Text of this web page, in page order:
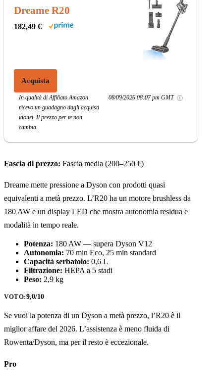
Dreame R20
182,49 €
Acquista
In qualità di Affiliato Amazon
ricevo un guadagno dagli acquisti
idonei. Il prezzo per te non
cambia.
08/09/2026 08:07 pm GMT
Fascia di prezzo: Fascia media (200–250 €)
Dreame mette pressione a Dyson con prodotti quasi
equivalenti a metà prezzo. L’R20 ha un motore brushless da
180 AW e un display LED che mostra autonomia residua e
modalità in tempo reale.
Potenza: 180 AW — supera Dyson V12
Autonomia: 70 min Eco, 25 min standard
Capacità serbatoio: 0,6 L
Filtrazione: HEPA a 5 stadi
Peso: 2,9 kg
VOTO:9,0/10
Se vuoi la potenza di un Dyson a metà prezzo, l’R20 è il
miglior affare del 2026. L’assistenza è meno fluida di
Rowenta/Dyson, ma per il resto è eccezionale.
Pro